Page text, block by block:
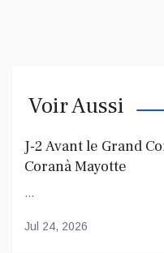
Voir Aussi
J-2 Avant le Grand
Coranà Mayotte
...
Jul 24, 2026